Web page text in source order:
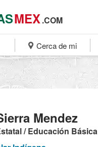
MEX.COM
Cerca de mi
Mendez
/ Educación Básica